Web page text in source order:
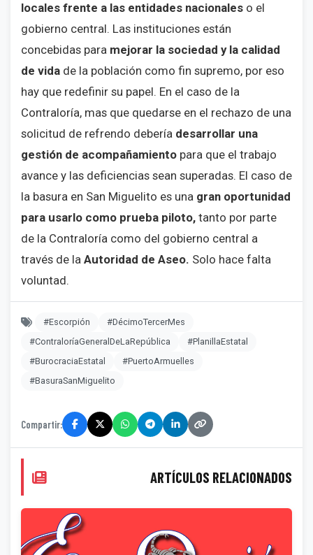
locales frente a las entidades nacionales o el
gobierno central. Las instituciones están
concebidas para mejorar la sociedad y la calidad
de vida de la población como fin supremo, por eso
hay que redefinir su papel. En el caso de la
Contraloría, mas que quedarse en el rechazo de una
solicitud de refrendo debería desarrollar una
gestión de acompañamiento para que el trabajo
avance y las deficiencias sean superadas. El caso de
la basura en San Miguelito es una gran oportunidad
para usarlo como prueba piloto, tanto por parte
de la Contraloría como del gobierno central a
través de la Autoridad de Aseo. Solo hace falta
voluntad.
#Escorpión
#DécimoTercerMes
#ContraloríaGeneralDeLaRepública
#PlanillaEstatal
#BurocraciaEstatal
#PuertoArmuelles
#BasuraSanMiguelito
Compartir:
ARTÍCULOS RELACIONADOS